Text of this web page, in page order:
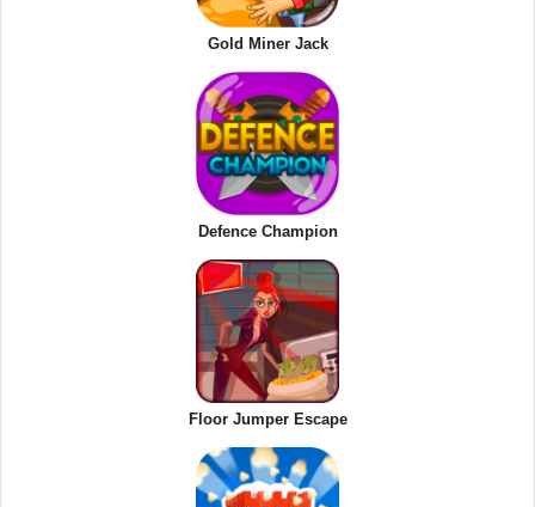
Gold Miner Jack
Defence Champion
Floor Jumper Escape